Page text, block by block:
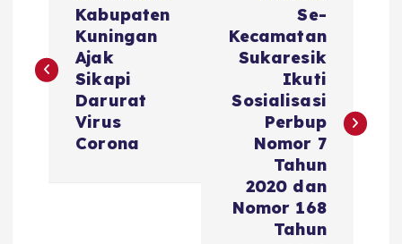
v
Kabupaten
Kuningan
Ajak
Sikapi
Darurat
Virus
Corona
Se-
Kecamatan
Sukaresik
Ikuti
Sosialisasi
Perbup
Nomor 7
Tahun
2020 dan
Nomor 168
Tahun